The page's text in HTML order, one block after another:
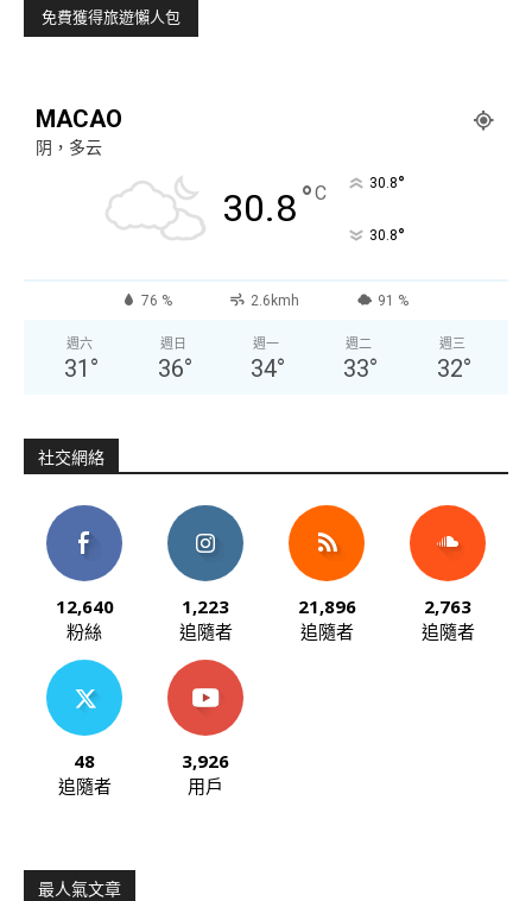
MACAO
阴，多云
30.8°C 30.8°
30.8°
76 % 2.6kmh 91 %
週六
31 °
週日
36°
週一
34°
週二
33°
週三
32°
社交網絡
12,640
粉絲
1,223
追隨者
21,896
追隨者
2,763
追隨者
48
追隨者
3,926
用戶
最人氣文章